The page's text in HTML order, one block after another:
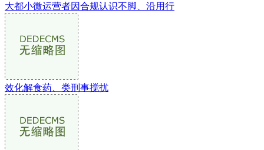
大都小微运营者因合规认识不脚、沿用行
效化解食药、类刑事搅扰